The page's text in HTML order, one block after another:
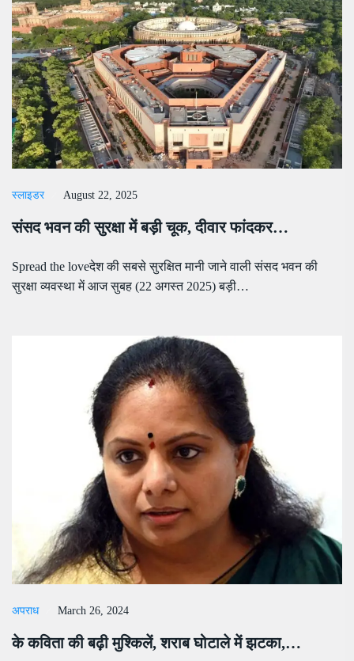
स्लाइडर August 22, 2025
संसद भवन की सुरक्षा में बड़ी चूक, दीवार फांदकर…
Spread the loveदेश की सबसे सुरक्षित मानी जाने वाली संसद भवन की
सुरक्षा व्यवस्था में आज सुबह (22 अगस्त 2025) बड़ी…
अपराध March 26, 2024
के कविता की बढ़ी मुश्किलें, शराब घोटाले में झटका,…